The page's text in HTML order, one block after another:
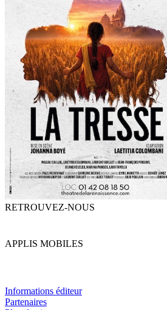
RETROUVEZ-NOUS
APPLIS MOBILES
Informations éditeur
Partenaires